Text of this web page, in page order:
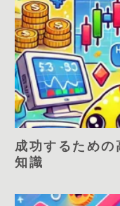
成功するため
知識